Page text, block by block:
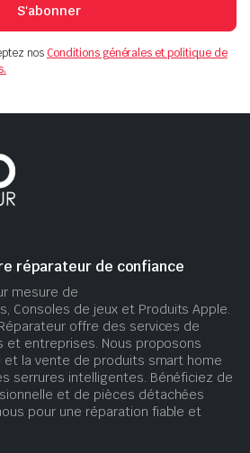
S'abonner
nosConditions générales et politique de
réparateur de confiance
mesure de
Consoles de jeux et Produits Apple.
offre des services de
et entreprises. Nous proposons
et la vente de produits smart home
serrures intelligentes. Bénéficiez de
et de pièces détachées
pour une réparation fiable et